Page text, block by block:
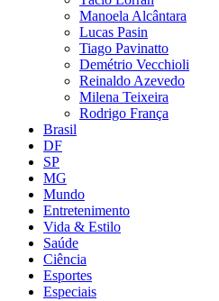
Manoela Alcântara
Lucas Pasin
Tiago Pavinatto
Demétrio Vecchioli
Reinaldo Azevedo
Milena Teixeira
Rodrigo França
Brasil
DF
SP
MG
Mundo
Entretenimento
Vida & Estilo
Saúde
Ciência
Esportes
Especiais